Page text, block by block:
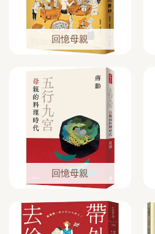
回憶母親
回憶母親